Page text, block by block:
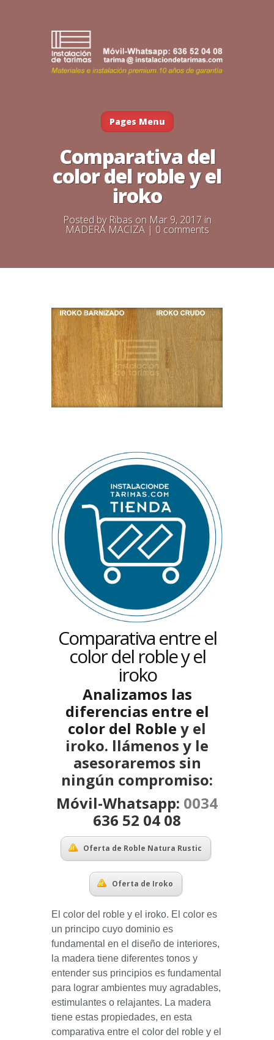
Pages Menu
Comparativa del
color del roble y el
iroko
Posted by Ribason Mar 9, 2017 in
MADERA MACIZA| 0 comments
Comparativa entre el
color del roble y el
iroko
Analizamos las
diferencias entre el
color del Roble y el
iroko. llámenos y le
asesoraremos sin
ningún compromiso:
Móvil-Whatsapp: 0034
636 52 04 08
Oferta de Roble Natura Rustic
Oferta de Iroko
El color del roble y el iroko. El color es
un principo cuyo dominio es
fundamental en el diseño de interiores,
la madera tiene diferentes tonos y
entender sus principios es fundamental
para lograr ambientes muy agradables,
estimulantes o relajantes. La madera
tiene estas propiedades, en esta
comparativa entre el color del roble y el